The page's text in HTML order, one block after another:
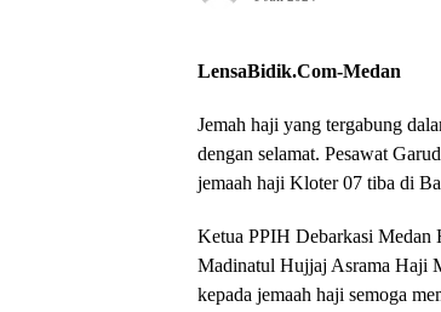
LensaBidik.Com-Medan
Jemah haji yang tergabung
dengan selamat. Pesawat
jemaah haji Kloter 07 tiba di
Ketua PPIH Debarkasi Medan
Madinatul Hujjaj Asrama Haji
kepada jemaah haji semoga